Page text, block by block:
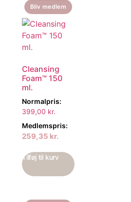
Bliv medlem
Cleansing
Foam™ 150
ml.
Normalpris:
399,00 kr.
Medlemspris:
259,35 kr.
Tilføj til kurv